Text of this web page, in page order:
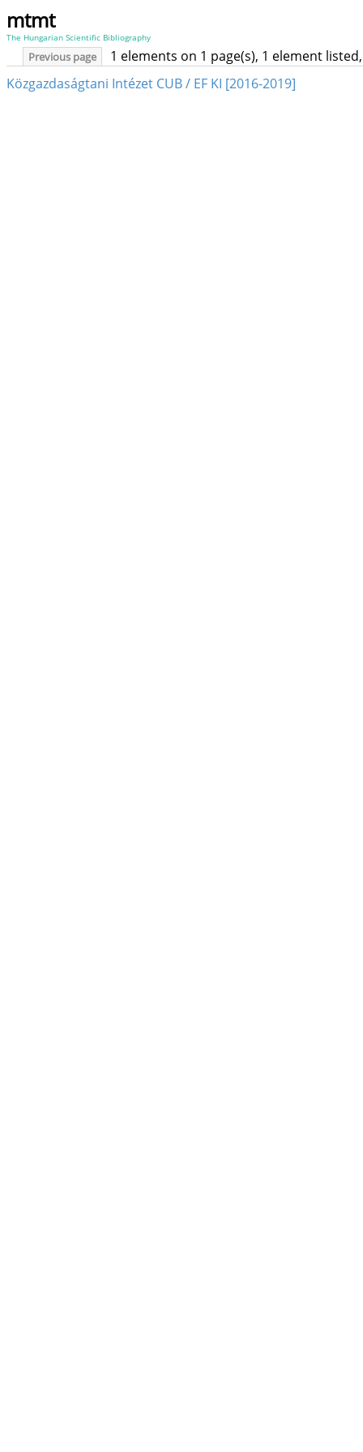
mtmt
The Hungarian Scientific Bibliography
Previous page
1 elements on 1 page(s), 1 element
Közgazdaságtani Intézet CUB / EF KI [2016-2019]